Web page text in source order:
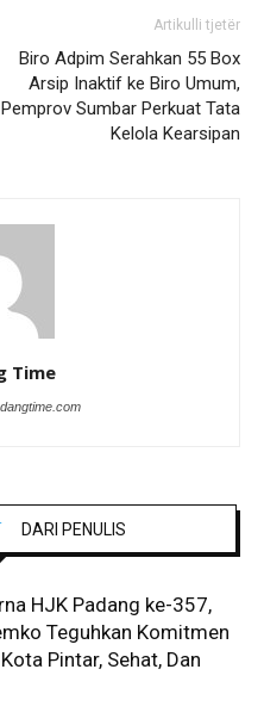
Artikulli tjetër
Biro Adpim Serahkan 55 Box
Arsip Inaktif ke Biro Umum,
Pemprov Sumbar Perkuat Tata
Kelola Kearsipan
Time
DARI PENULIS
HJK Padang ke-357,
Teguhkan Komitmen
Pintar, Sehat, Dan